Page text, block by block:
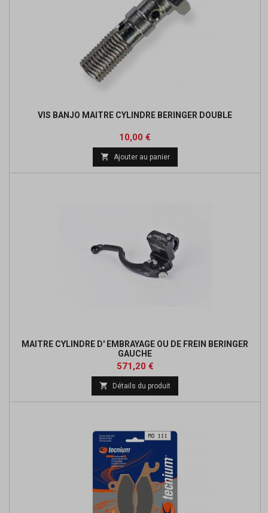
VIS BANJO MAITRE CYLINDRE BERINGER DOUBLE
Prix
10,00 €
 Ajouter au panier
MAITRE CYLINDRE D' EMBRAYAGE OU DE FREIN BERINGER
GAUCHE
Prix
571,20 €Prix
de
base
 Détails du produit